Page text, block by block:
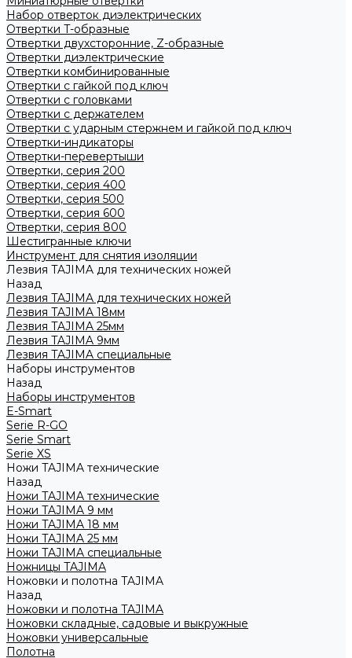
Набор отверток диэлектрических
Отвертки T-образные
Отвертки двухсторонние, Z-образные
Отвертки диэлектрические
Отвертки комбинированные
Отвертки с гайкой под ключ
Отвертки с головками
Отвертки с держателем
Отвертки с ударным стержнем и гайкой под ключ
Отвертки-индикаторы
Отвертки-перевертыши
Отвертки, серия 200
Отвертки, серия 400
Отвертки, серия 500
Отвертки, серия 600
Отвертки, серия 800
Шестигранные ключи
Инструмент для снятия изоляции
Лезвия TAJIMA для технических ножей
Назад
Лезвия TAJIMA для технических ножей
Лезвия TAJIMA 18мм
Лезвия TAJIMA 25мм
Лезвия TAJIMA 9мм
Лезвия TAJIMA специальные
Наборы инструментов
Назад
Наборы инструментов
E-Smart
Serie R-GO
Serie Smart
Serie XS
Ножи TAJIMA технические
Назад
Ножи TAJIMA технические
Ножи TAJIMA 9 мм
Ножи TAJIMA 18 мм
Ножи TAJIMA 25 мм
Ножи TAJIMA специальные
Ножницы TAJIMA
Ножовки и полотна TAJIMA
Назад
Ножовки и полотна TAJIMA
Ножовки складные, садовые и выкружные
Ножовки универсальные
Полотна